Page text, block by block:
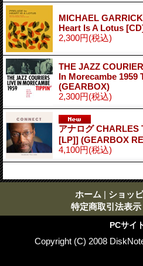
MICHAEL
Heart Is A Lotus
2,300円(税込)
THE JAZZ
In Morecambe 1959
(GEARBOX)
2,300円(税込)
アナログ
[LP]] (GEARBOX
4,100円(税込)
ホーム | ショッ
特定商取引法表示
PCサイ
Copyright (C) 2008